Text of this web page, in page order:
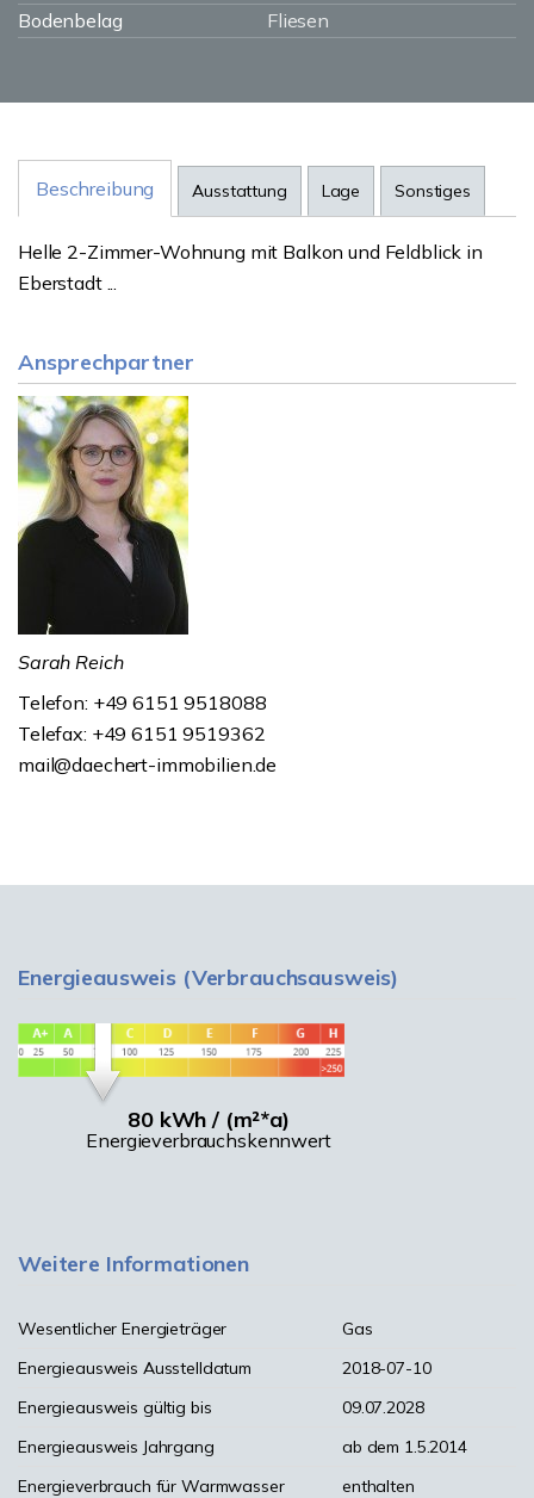
Bodenbelag
Fliesen
Beschreibung Ausstattung Lage Sonstiges
Helle 2-Zimmer-Wohnung mit Balkon und Feldblick in
Eberstadt ...
Ansprechpartner
Sarah Reich
Telefon: +49 6151 9518088
Telefax: +49 6151 9519362
mail@daechert-immobilien.de
Energieausweis (Verbrauchsausweis)
80 kWh / (m²*a)
Energieverbrauchskennwert
Weitere Informationen
Wesentlicher Energieträger
Gas
Energieausweis Ausstelldatum
2018-07-10
Energieausweis gültig bis
09.07.2028
Energieausweis Jahrgang
ab dem 1.5.2014
Energieverbrauch für Warmwasser
enthalten